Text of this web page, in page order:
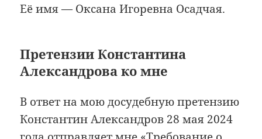
Её имя — Оксана Игоревна Осадчая.
Претензии Константина
Александрова ко мне
В ответ на мою досудебную претензию
Константин Александров 28 мая 2024